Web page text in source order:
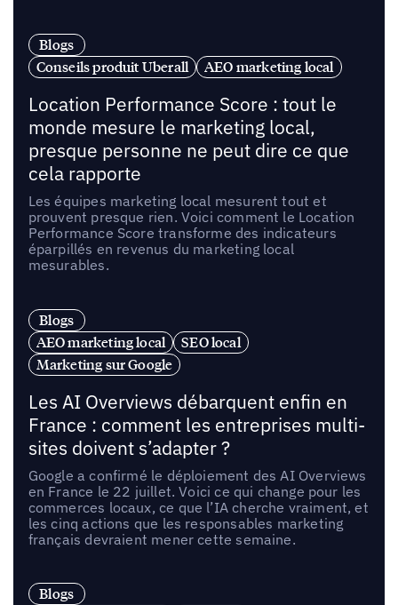
Blogs
Conseils produit Uberall
AEO marketing local
Location Performance Score : tout le
monde mesure le marketing local,
presque personne ne peut dire ce que
cela rapporte
Les équipes marketing local mesurent tout et
prouvent presque rien. Voici comment le Location
Performance Score transforme des indicateurs
éparpillés en revenus du marketing local
mesurables.
Blogs
AEO marketing local
SEO local
Marketing sur Google
Les AI Overviews débarquent enfin en
France : comment les entreprises multi-
sites doivent s’adapter ?
Google a confirmé le déploiement des AI Overviews
en France le 22 juillet. Voici ce qui change pour les
commerces locaux, ce que l’IA cherche vraiment, et
les cinq actions que les responsables marketing
français devraient mener cette semaine.
Blogs